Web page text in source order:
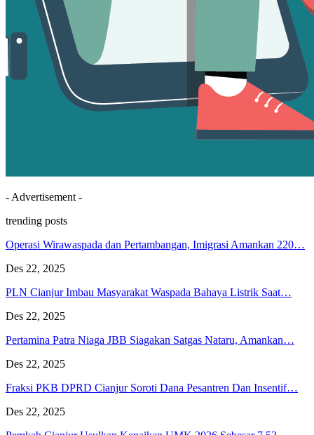
- Advertisement -
trending posts
Operasi Wirawaspada dan Pertambangan, Imigrasi Amankan 220…
Des 22, 2025
PLN Cianjur Imbau Masyarakat Waspada Bahaya Listrik Saat…
Des 22, 2025
Pertamina Patra Niaga JBB Siagakan Satgas Nataru, Amankan…
Des 22, 2025
Fraksi PKB DPRD Cianjur Soroti Dana Pesantren Dan Insentif…
Des 22, 2025